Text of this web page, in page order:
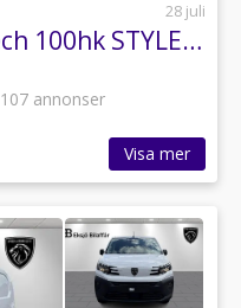
28 juli
Peugeot 2008 PureTech 100hk STYLE Edition *Kamera, Apple CarPlay*
107 annonser
Visa mer